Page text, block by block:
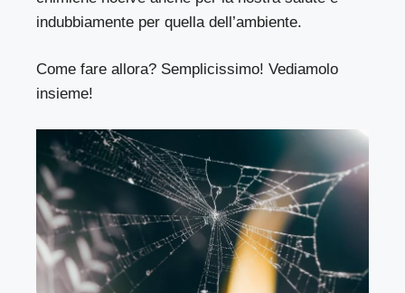
indubbiamente per quella dell’ambiente.
Come fare allora? Semplicissimo! Vediamolo
insieme!